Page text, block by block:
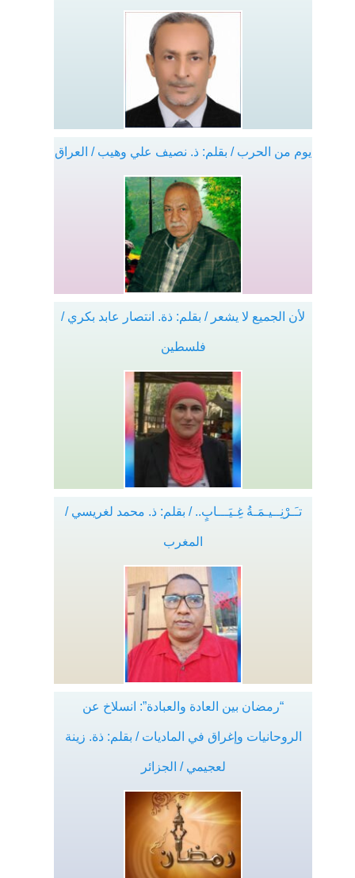
يوم من الحرب / بقلم: ذ. نصيف علي وهيب / العراق
لأن الجميع لا يشعر / بقلم: ذة. انتصار عابد بكري /
فلسطين
تـَـرْنِــيـمَـةُ غِـيَـــابٍ.. / بقلم: ذ. محمد لغريسي /
المغرب
“رمضان بين العادة والعبادة”: انسلاخ عن
الروحانيات وإغراق في الماديات / بقلم: ذة. زينة
لعجيمي / الجزائر